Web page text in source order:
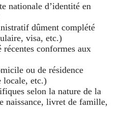
nationale d’identité en
dûment complété
visa, etc.)
récentes conformes aux
ou de résidence
locale, etc.)
selon la nature de la
naissance, livret de famille,